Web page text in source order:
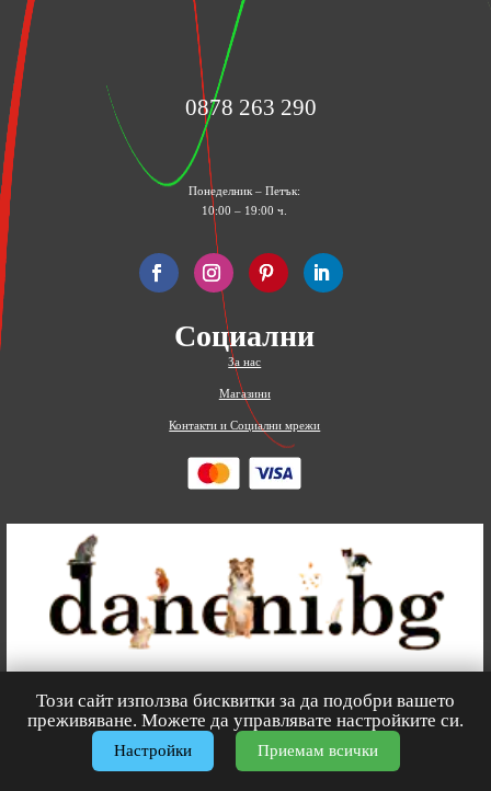
0878 263 290
Понеделник – Петък:
10:00 – 19:00 ч.
Социални
За нас
Магазини
Контакти и Социални мрежи
© 2026Зоомагазин – Всички права запазени.
0
Този сайт използва бисквитки за да подобри вашето
преживяване. Можете да управлявате настройките си.
Настройки Приемам всички